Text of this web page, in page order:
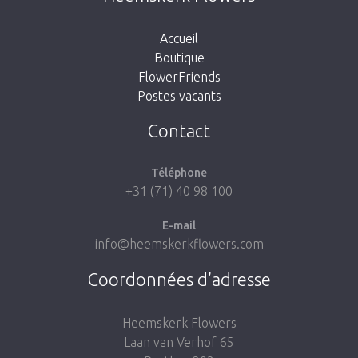
suivant pour retourner à la boutique.
Accueil
Boutique
FlowerFriends
Postes vacants
Contact
Téléphone
+31 (71) 40 98 100
E-mail
info@heemskerkflowers.com
Coordonnées d’adresse
Heemskerk Flowers
Laan van Verhof 65